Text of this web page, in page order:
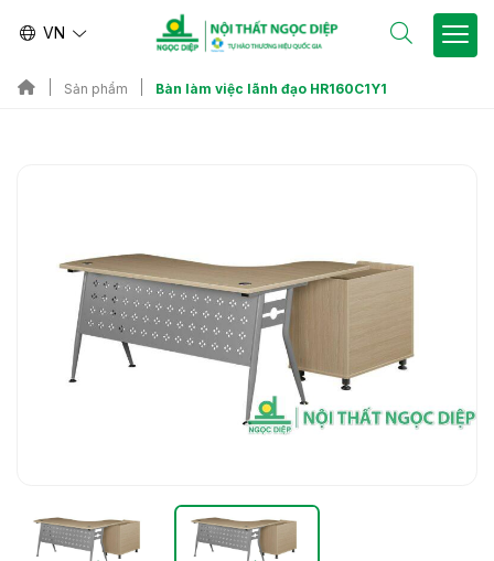
VN
Sản phẩm Bàn làm việc lãnh đạo HR160C1Y1